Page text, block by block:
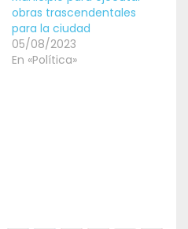
obras trascendentales
para la ciudad
05/08/2023
En «Política»